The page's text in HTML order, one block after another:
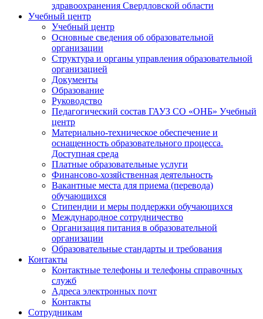
здравоохранения Свердловской области
Учебный центр
Учебный центр
Основные сведения об образовательной
организации
Структура и органы управления образовательной
организацией
Документы
Образование
Руководство
Педагогический состав ГАУЗ СО «ОНБ» Учебный
центр
Материально-техническое обеспечение и
оснащенность образовательного процесса.
Доступная среда
Платные образовательные услуги
Финансово-хозяйственная деятельность
Вакантные места для приема (перевода)
обучающихся
Стипендии и меры поддержки обучающихся
Международное сотрудничество
Организация питания в образовательной
организации
Образовательные стандарты и требования
Контакты
Контактные телефоны и телефоны справочных
служб
Адреса электронных почт
Контакты
Сотрудникам